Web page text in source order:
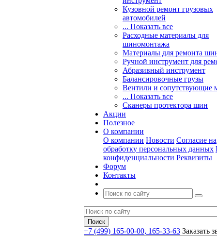
Кузовной ремонт грузовых
автомобилей
... Показать все
Расходные материалы для
шиномонтажа
Материалы для ремонта
Ручной инструмент для
Абразивный инструмент
Балансировочные грузы
Вентили и сопутствующие
... Показать все
Сканеры протектора шин
Акции
Полезное
О компании
О компании Новости Согласие на
обработку персональных данных
конфиденциальности Реквизиты
Форум
Контакты
+7 (499) 165-00-00, 165-33-63 Заказать